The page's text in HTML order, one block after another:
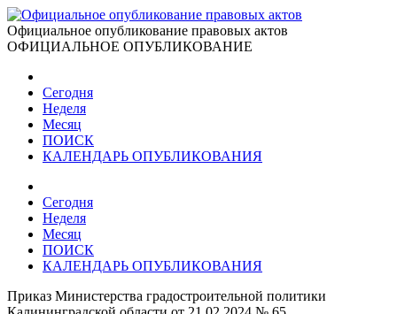
Официальное опубликование правовых актов
ОФИЦИАЛЬНОЕ ОПУБЛИКОВАНИЕ
Сегодня
Неделя
Месяц
ПОИСК
КАЛЕНДАРЬ ОПУБЛИКОВАНИЯ
Сегодня
Неделя
Месяц
ПОИСК
КАЛЕНДАРЬ ОПУБЛИКОВАНИЯ
Приказ Министерства градостроительной политики